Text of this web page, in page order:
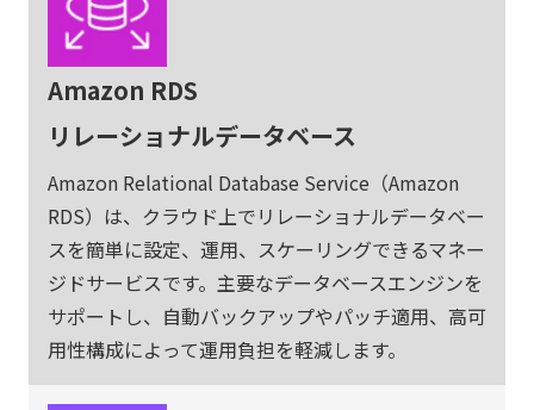
Amazon RDS
リレーショナルデータベース
Amazon Relational Database Service（Amazon
RDS）は、クラウド上でリレーショナルデータベー
スを簡単に設定、運用、スケーリングできるマネー
ジドサービスです。主要なデータベースエンジンを
サポートし、自動バックアップやパッチ適用、高可
用性構成によって運用負担を軽減します。